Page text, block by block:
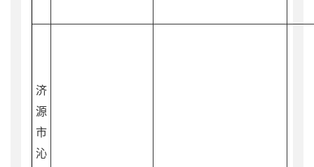
济
源
市
沁